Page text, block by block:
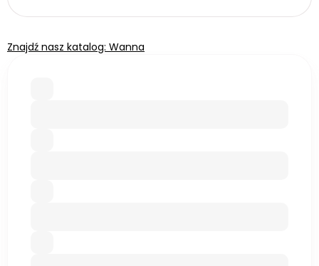
Znajdź nasz katalog: Wanna